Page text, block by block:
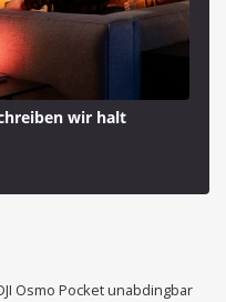
wir halt
Osmo Pocket unabdingbar